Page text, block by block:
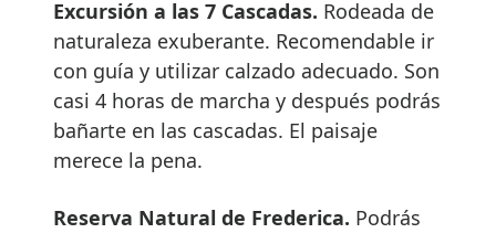
Excursión a las 7 Cascadas. Rodeada de
naturaleza exuberante. Recomendable ir
con guía y utilizar calzado adecuado. Son
casi 4 horas de marcha y después podrás
bañarte en las cascadas. El paisaje
merece la pena.
Reserva Natural de Frederica. Podrás